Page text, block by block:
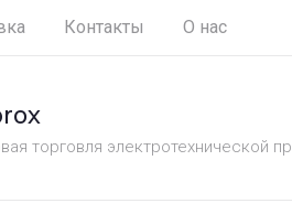
Контакты О нас
торговля электротехнической